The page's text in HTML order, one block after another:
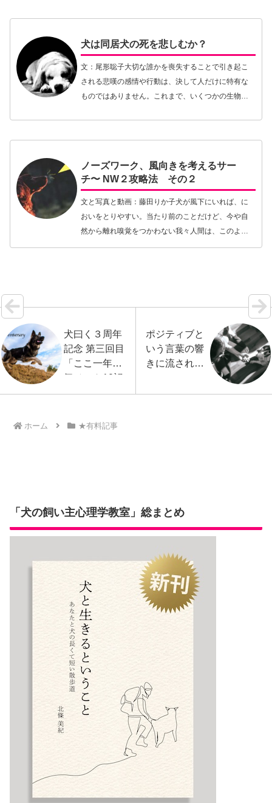
て、猟期を…【続きを読む】
犬は同居犬の死を悲しむか？
文：尾形聡子大切な誰かを喪失することで引き起こ
される悲嘆の感情や行動は、決して人だけに特有な
ものではありません。これまで、いくつかの生物種
チなどでは…【続きを読む】
ノーズワーク、風向きを考えるサー
チ〜 NW２攻略法 その２
文と写真と動画：藤田りか子犬が風下にいれば、に
おいをとりやすい。当たり前のことだけど、今や自
然から離れ嗅覚をつかわない我々人間は、このよう
な「原始的思考」に欠けていたりする。前回からの
犬曰く３周年
記念 第三回目
「ここ一年人
気ベスト10記
事」
ポジティブと
いう言葉の響
きに流されな
ホーム ★有料記事
「犬の飼い主心理学教室」総まとめ